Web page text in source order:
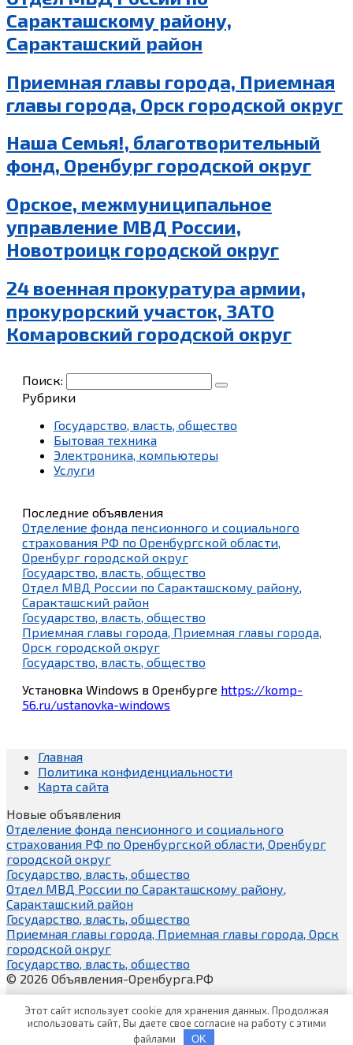
Саракташскому району,
Саракташский район
Приемная главы города, Приемная
главы города, Орск городской округ
Наша Семья!, благотворительный
фонд, Оренбург городской округ
Орское, межмуниципальное
управление МВД России,
Новотроицк городской округ
24 военная прокуратура армии,
прокурорский участок, ЗАТО
Комаровский городской округ
Поиск:
Рубрики
Государство, власть, общество
Бытовая техника
Электроника, компьютеры
Услуги
Последние объявления
Отделение фонда пенсионного и социального
страхования РФ по Оренбургской области,
Оренбург городской округ
Государство, власть, общество
Отдел МВД России по Саракташскому району,
Саракташский район
Государство, власть, общество
Приемная главы города, Приемная главы города,
Орск городской округ
Государство, власть, общество
Установка Windows в Оренбурге https://komp-
56.ru/ustanovka-windows
Главная
Политика конфиденциальности
Карта сайта
Новые объявления
Отделение фонда пенсионного и социального
страхования РФ по Оренбургской области, Оренбург
городской округ
Государство, власть, общество
Отдел МВД России по Саракташскому району,
Саракташский район
Государство, власть, общество
Приемная главы города, Приемная главы города, Орск
городской округ
Государство, власть, общество
© 2026 Объявления-Оренбурга.РФ
Этот сайт использует cookie для хранения данных. Продолжая
использовать сайт, Вы даете свое согласие на работу с этими
файлами
OK